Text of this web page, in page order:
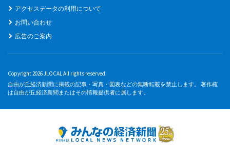
アクセスデータの利用について
お問い合わせ
広告のご案内
Copyright 2026 JLOCAL All rights reserved.
自由が丘経済新聞に掲載の記事・写真・図表などの無断転載を禁止します。 著作権
は自由が丘経済新聞またはその情報提供者に属します。